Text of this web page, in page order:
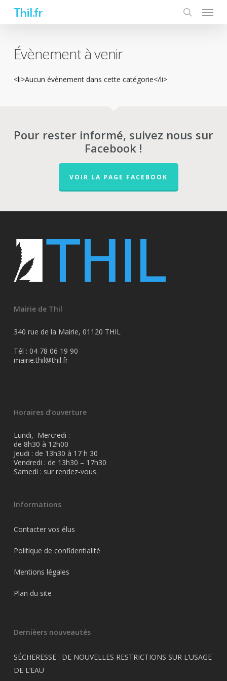
content
Thil.fr
Évènement à venir
<li>Aucun évènement dans cette catégorie</li>
Pour rester informé, suivez nous sur
Facebook !
VOIR LA PAGE FACEBOOK
Mairie de Thil
340 rue de la Mairie, 01120 THIL
Tél : 04 78 06 19 90
mairie.thil@thil.fr
Horaires d’ouverture
Lundi, Mercredi :
de 8h30 à 12h00
Jeudi : de 13h30 à 17 h 30
Vendredi : de 13h30 – 17h30
Samedi : sur rendez-vous.
Informations
Contacter vos élus
Politique de confidentialité
Mentions légales
Plan du site
Dernièers nouveautés
SÉCHERESSE : DE NOUVELLES RESTRICTIONS SUR L’USAGE
DE L’EAU